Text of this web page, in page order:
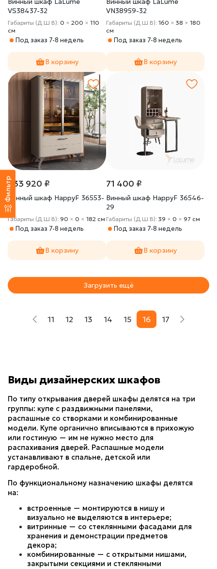
Фильтр
VS38437-32
Габариты (Д Ш В): 0 × 200 × 110
cм
Под заказ 7-8 недель
В корзину
VN38959-32
Габариты (Д Ш В): 160 × 38 × 180
cм
Под заказ 7-8 недель
В корзину
233 920 ₽
Винный шкаф HappyF 36553-
29
Габариты (Д Ш В): 90 × 0 × 182 cм
Под заказ 7-8 недель
В корзину
71 400 ₽
Винный шкаф HappyF 36546-
29
Габариты (Д Ш В): 39 × 0 × 97 cм
Под заказ 7-8 недель
В корзину
Загрузить ещё
11 12 13 14 15 16 17
Виды дизайнерских шкафов
По типу открывания дверей шкафы делятся на три
группы: купе с раздвижными панелями,
распашные со створками и комбинированные
модели. Купе органично вписываются в прихожую
или гостиную — им не нужно место для
распахивания дверей. Распашные модели
устанавливают в спальне, детской или
гардеробной.
По функциональному назначению шкафы делятся
на:
встроенные — монтируются в нишу и
визуально не выделяются в интерьере;
витринные — со стеклянными фасадами для
хранения и демонстрации предметов
декора;
комбинированные — с открытыми нишами,
закрытыми секциями и стеклянными